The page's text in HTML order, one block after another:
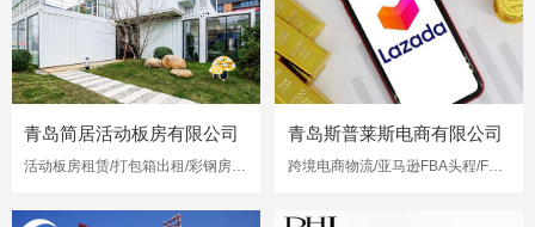
青岛简居活动板房有限公司
活动板房租赁/打包箱出租/彩钢房出租
青岛斯普莱斯电商有限公司
跨境电商物流/亚马逊FBA头程/FBA海运